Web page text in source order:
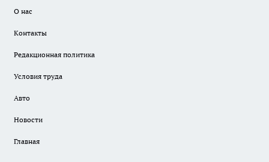
О нас
Контакты
Редакционная политика
Условия труда
Авто
Новости
Главная